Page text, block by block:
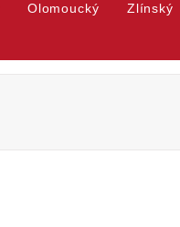
Olomoucký Zlínský